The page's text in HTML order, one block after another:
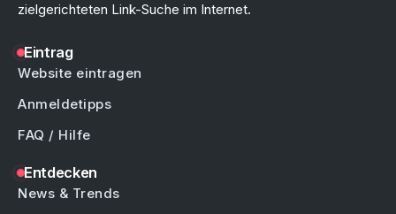
zielgerichteten Link-Suche im Internet.
Eintrag
Website eintragen
Anmeldetipps
FAQ / Hilfe
Entdecken
News & Trends